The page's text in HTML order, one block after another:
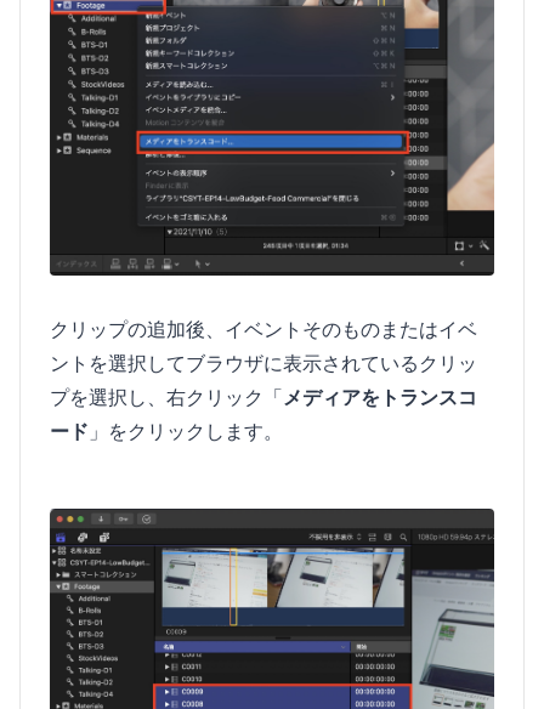
クリップの追加後、イベントそのものまたはイベ
ントを選択してブラウザに表示されているクリッ
プを選択し、右クリック「 メディアをトランスコ
ード 」をクリックします。